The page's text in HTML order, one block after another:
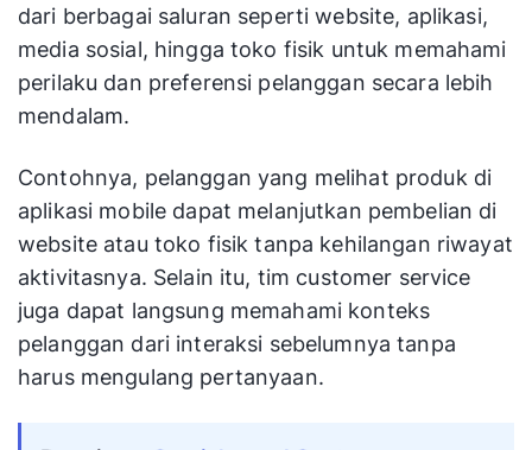
dari berbagai saluran seperti website, aplikasi,
media sosial, hingga toko fisik untuk memahami
perilaku dan preferensi pelanggan secara lebih
mendalam.
Contohnya, pelanggan yang melihat produk di
aplikasi mobile dapat melanjutkan pembelian di
website atau toko fisik tanpa kehilangan riwayat
aktivitasnya. Selain itu, tim customer service
juga dapat langsung memahami konteks
pelanggan dari interaksi sebelumnya tanpa
harus mengulang pertanyaan.